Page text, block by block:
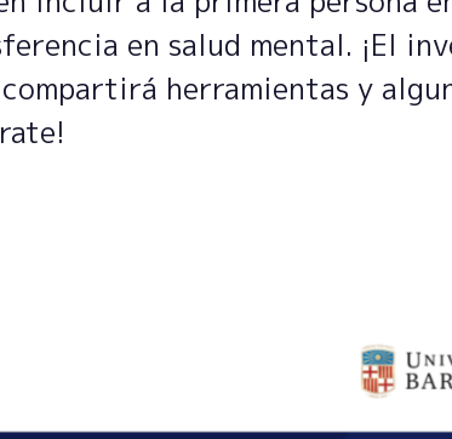
en salud mental. ¡El
herramientas y